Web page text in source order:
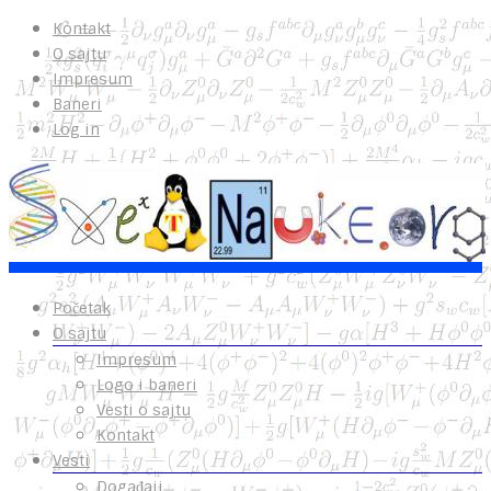
Kontakt
O sajtu
Impresum
Baneri
Log in
Početak
O sajtu
Impresum
Logo i baneri
Vesti o sajtu
Kontakt
Vesti
Događaji